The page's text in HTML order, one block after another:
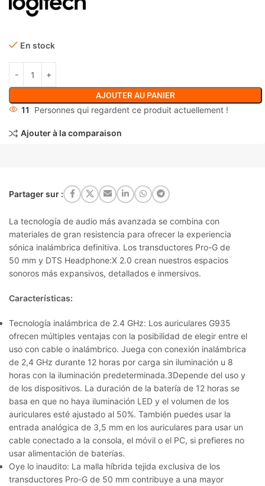
En stock
AJOUTER AU PANIER
11 Personnes qui regardent ce produit actuellement !
Ajouter à la comparaison
Partager sur :
La tecnología de audio más avanzada se combina con
materiales de gran resistencia para ofrecer la experiencia
sónica inalámbrica definitiva. Los transductores Pro-G de
50 mm y DTS Headphone:X 2.0 crean nuestros espacios
sonoros más expansivos, detallados e inmersivos.
Características:
Tecnología inalámbrica de 2.4 GHz: Los auriculares G935
ofrecen múltiples ventajas con la posibilidad de elegir entre el
uso con cable o inalámbrico. Juega con conexión inalámbrica
de 2,4 GHz durante 12 horas por carga sin iluminación u 8
horas con la iluminación predeterminada.3Depende del uso y
de los dispositivos. La duración de la batería de 12 horas se
basa en que no haya iluminación LED y el volumen de los
auriculares esté ajustado al 50%. También puedes usar la
entrada analógica de 3,5 mm en los auriculares para usar un
cable conectado a la consola, el móvil o el PC, si prefieres no
usar alimentación de baterías.
Oye lo inaudito: La malla híbrida tejida exclusiva de los
transductores Pro-G de 50 mm contribuye a una mayor